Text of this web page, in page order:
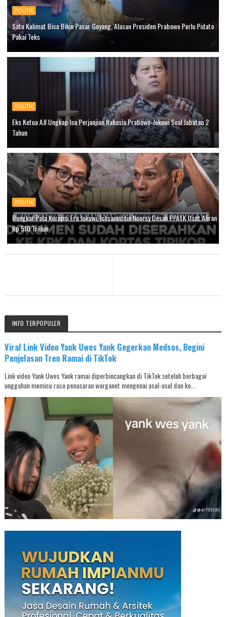
POLITIK
Satu Kalimat Bisa Bikin Pasar Goyang, Alasan Presiden Prabowo Perlu Pidato
Pakai Teks
POLITIK
Eks Ketua AJI Ungkap Isu Perjanjian Rahasia Prabowo-Jokowi Soal Jabatan 2
Tahun
POLITIK
Bongkar Pola Korupsi Era Jokowi, Ichsanuddin Noorsy Desak PPATK Usut Aliran
Rp 510 Triliun
INFO TERPOPULER
Viral Link Video Yank Uwes Yank Gegerkan Medsos, Begini
Penjelasan Tren Ramai di TikTok
Link video Yank Uwes Yank ramai diperbincangkan di TikTok setelah berbagai
unggahan memicu rasa penasaran warganet mengenai asal-usul dan ko...